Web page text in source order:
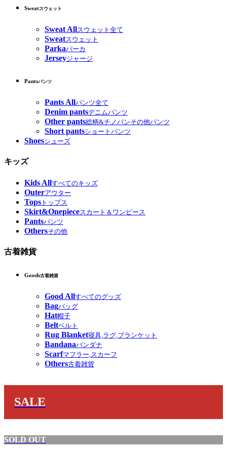
Sweatスウェット
Sweat Allスウェット全て
Sweatスウェット
Parkaパーカ
Jerseyジャージ
Pantsパンツ
Pants Allパンツ全て
Denim pantsデニムパンツ
Other pants総柄&チノパンその他パンツ
Short pantsショートパンツ
Shoesシューズ
キッズ
Kids Allすべてのキッズ
Outerアウター
Tops トップス
Skirt&Onepieceスカート＆ワンピース
Pantsパンツ
Othersその他
古着雑貨
Goods古着雑貨
Good Allすべてのグッズ
Bagバッグ
Hat帽子
Beltベルト
Rug Blanket寝具,ラグ,ブランケット
Bandanaバンダナ
Scarfマフラー,スカーフ
Others古着雑貨
SALE
SOLD OUT